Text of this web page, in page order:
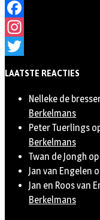
Facebook
Instagram
LAATSTE REACTIES
Nelleke de
Berkelmans
Peter Tuerlings
Berkelmans
Twan de Jongh op
Jan van Engelen
Jan en Roos van
Berkelmans